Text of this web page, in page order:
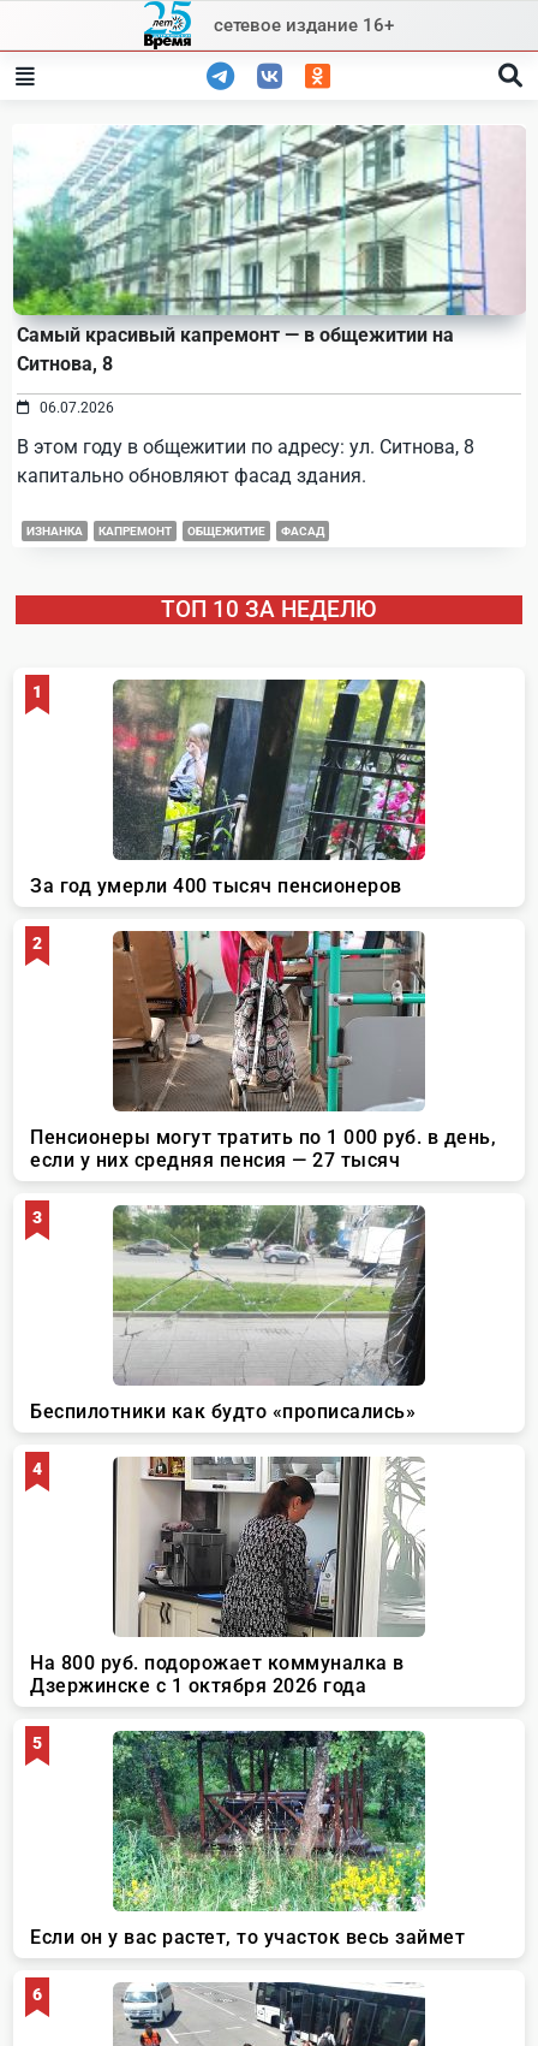
content
сетевое издание 16+
Самый красивый капремонт — в общежитии на
Ситнова, 8
06.07.2026
В этом году в общежитии по адресу: ул. Ситнова, 8
капитально обновляют фасад здания.
ИЗНАНКА КАПРЕМОНТ ОБЩЕЖИТИЕ ФАСАД
ТОП 10 ЗА НЕДЕЛЮ